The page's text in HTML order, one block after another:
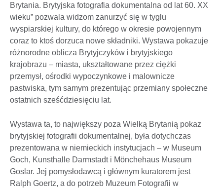
Brytania. Brytyjska fotografia dokumentalna od lat 60. XX
wieku” pozwala widzom zanurzyć się w tyglu
wyspiarskiej kultury, do którego w okresie powojennym
coraz to ktoś dorzuca nowe składniki. Wystawa pokazuje
różnorodne oblicza Brytyjczyków i brytyjskiego
krajobrazu – miasta, ukształtowane przez ciężki
przemysł, ośrodki wypoczynkowe i malownicze
pastwiska, tym samym prezentując przemiany społeczne
ostatnich sześćdziesięciu lat.
Wystawa ta, to największy poza Wielką Brytanią pokaz
brytyjskiej fotografii dokumentalnej, była dotychczas
prezentowana w niemieckich instytucjach – w Museum
Goch, Kunsthalle Darmstadt i Mönchehaus Museum
Goslar. Jej pomysłodawcą i głównym kuratorem jest
Ralph Goertz, a do potrzeb Muzeum Fotografii w